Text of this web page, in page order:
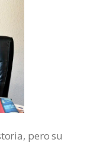
pero su